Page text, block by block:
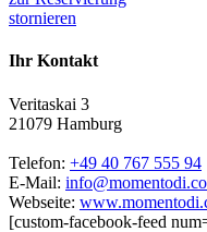
stornieren
Ihr Kontakt
Veritaskai 3
21079 Hamburg
Telefon: +49 40 767 555 94
E-Mail:
Webseite:
[custom-facebook-feed